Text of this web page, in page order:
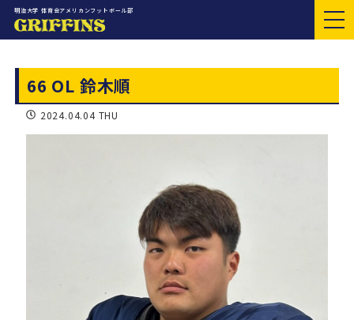
明治大学 体育会アメリカンフットボール部
66 OL 鈴木順
2024.04.04 THU